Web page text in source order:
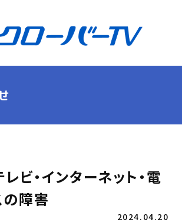
ビ・インターネット・電
障害
2024.04.20